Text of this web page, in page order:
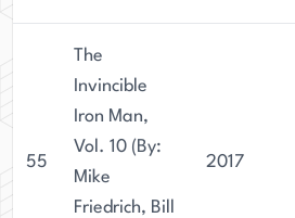
55
The
Invincible
Iron Man,
Vol. 10 (By:
Mike
Friedrich, Bill
2017